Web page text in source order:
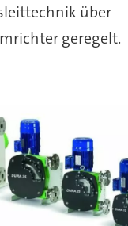
über
geregelt.